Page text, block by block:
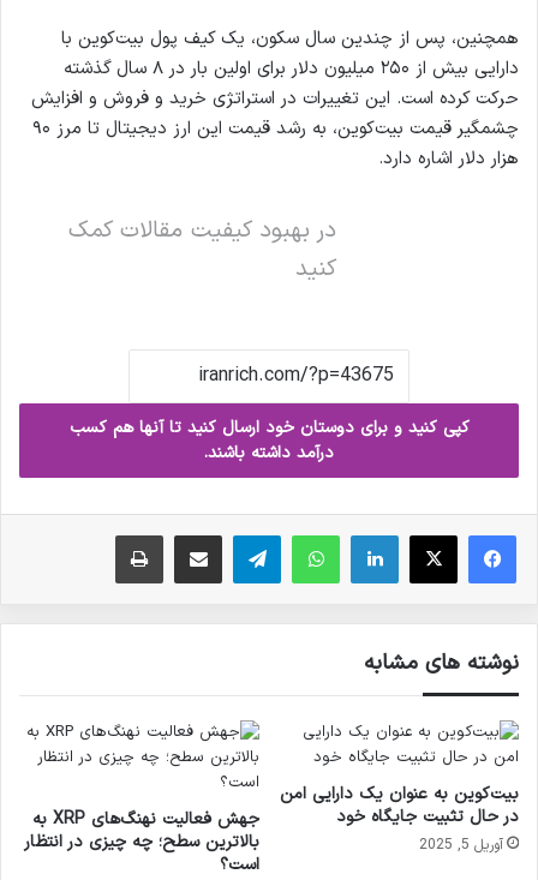
همچنین، پس از چندین سال سکون، یک کیف پول بیت‌کوین با
دارایی بیش از ۲۵۰ میلیون دلار برای اولین بار در ۸ سال گذشته
حرکت کرده است. این تغییرات در استراتژی خرید و فروش و افزایش
چشمگیر قیمت بیت‌کوین، به رشد قیمت این ارز دیجیتال تا مرز ۹۰
هزار دلار اشاره دارد.
در بهبود کیفیت مقالات کمک
کنید
کپی کنید و برای دوستان خود ارسال کنید تا آنها هم کسب
درآمد داشته باشند.
فیس بوک X لینکدین واتس آپ تلگرام ارسال ایمیل چاپ
نوشته های مشابه
بیت‌کوین به عنوان یک دارایی امن
در حال تثبیت جایگاه خود
آوریل 5, 2025
جهش فعالیت نهنگ‌های XRP به
بالاترین سطح؛ چه چیزی در انتظار
است؟